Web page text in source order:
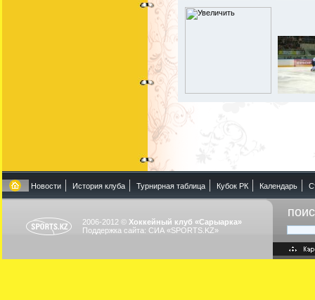
Новости История клуба Турнирная таблица Кубок РК Календарь
2006-2012 © Хоккейный клуб «Сарыарка»
Поддержка сайта: СИА «SPORTS.KZ»